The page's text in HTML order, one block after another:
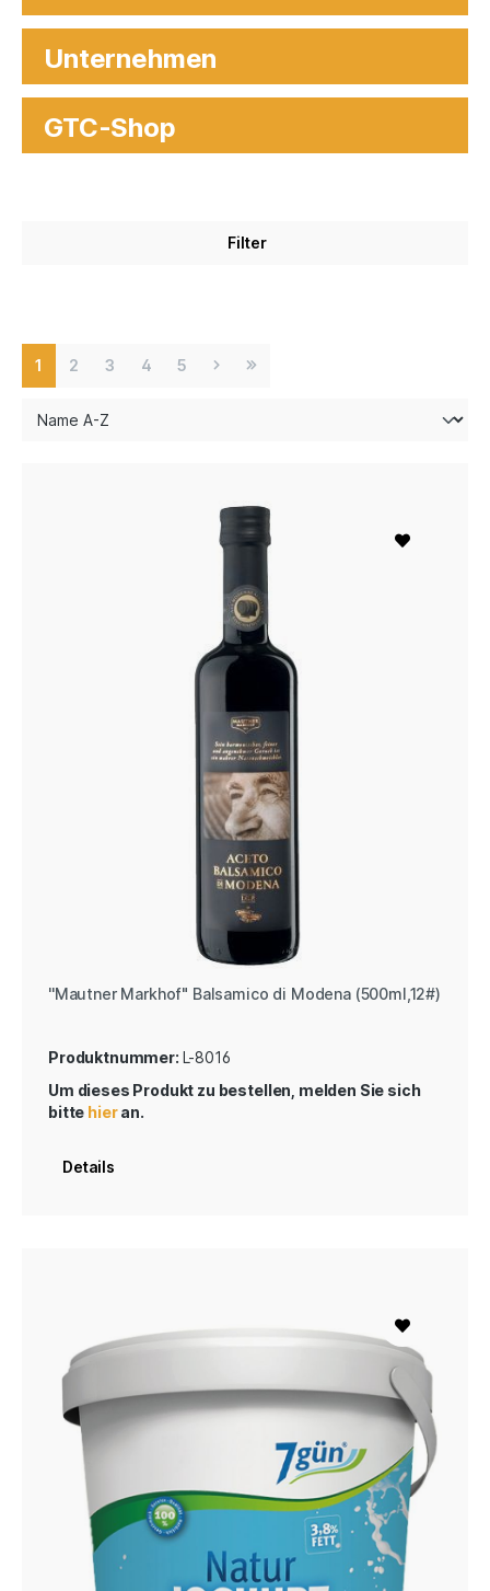
Unternehmen
GTC-Shop
Filter
1 2 3 4 5
''Mautner Markhof" Balsamico di Modena (500ml,12#)
Produktnummer: L-8016
Um dieses Produkt zu bestellen, melden Sie sich
bitte hieran.
Details